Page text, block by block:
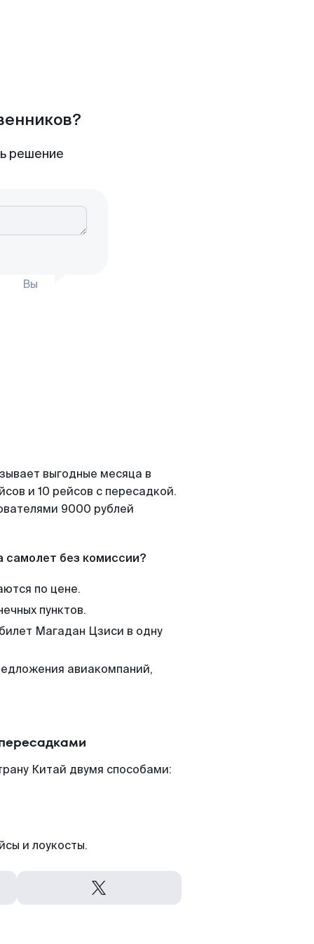
решение
Вы
выгодные месяца в
и 10 рейсов с пересадкой.
9000 рублей
самолет без комиссии?
по цене.
пунктов.
Магадан Цзиси в одну
авиакомпаний,
Китай двумя способами:
и лоукосты.